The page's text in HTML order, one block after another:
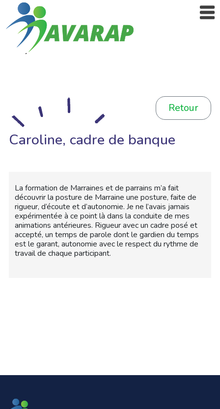
Retour
Caroline, cadre de banque
La formation de Marraines et de parrains m’a fait
découvrir la posture de Marraine une posture, faite de
rigueur, d’écoute et d’autonomie. Je ne l’avais jamais
expérimentée à ce point là dans la conduite de mes
animations antérieures. Rigueur avec un cadre posé et
accepté, un temps de parole dont le gardien du temps
est le garant, autonomie avec le respect du rythme de
travail de chaque participant.